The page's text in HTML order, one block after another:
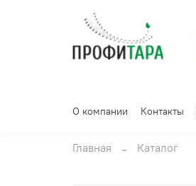
О компании Контакты
Главная Каталог